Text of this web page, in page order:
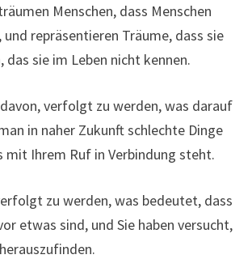
Menschen, dass Menschen
repräsentieren Träume, dass sie
das sie im Leben nicht kennen.
verfolgt zu werden, was darauf
in naher Zukunft schlechte Dinge
mit Ihrem Ruf in Verbindung steht.
zu werden, was bedeutet, dass
etwas sind, und Sie haben versucht,